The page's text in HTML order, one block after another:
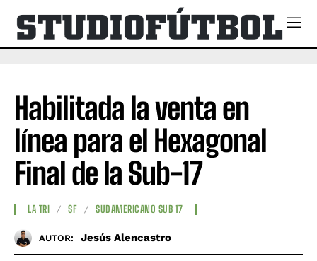
Habilitada la venta en
línea para el Hexagonal
Final de la Sub-17
LA TRI SF SUDAMERICANO SUB 17
AUTOR: Jesús Alencastro